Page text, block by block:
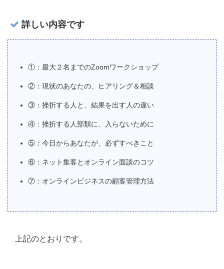
詳しい内容です
①：最大２名までのZoomワークショップ
②：現状のあなたの、ヒアリング＆相談
③：挫折する人と、結果を出す人の違い
④：挫折する人部類に、入らないために
⑤：今日からあなたが、必ずすべきこと
⑥：ネット集客とオンライン面談のコツ
⑦：オンラインビジネスの顧客管理方法
上記のとおりです。